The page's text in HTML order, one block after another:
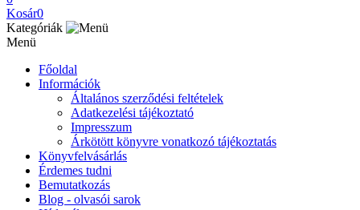
Kosár0
Kategóriák
Menü
Főoldal
Információk
Általános szerződési feltételek
Adatkezelési tájékoztató
Impresszum
Árkötött könyvre vonatkozó tájékoztatás
Könyvfelvásárlás
Érdemes tudni
Bemutatkozás
Blog - olvasói sarok